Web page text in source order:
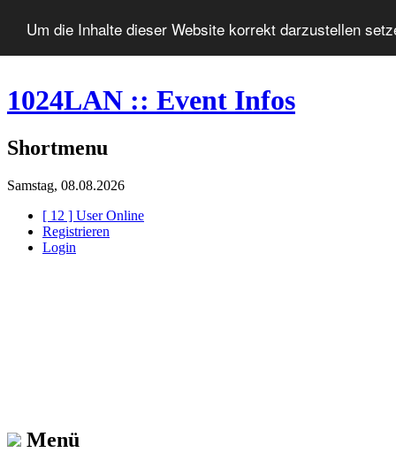
Um die Inhalte dieser Website korrekt darzustellen
1024LAN :: Event Infos
Shortmenu
Samstag, 08.08.2026
[ 12 ] User Online
Registrieren
Login
Menü